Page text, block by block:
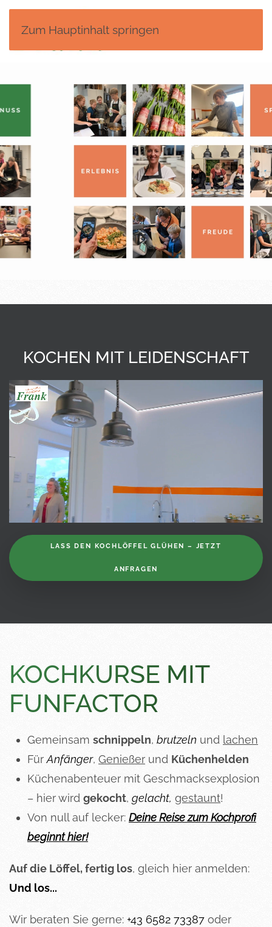
Zum Hauptinhalt springen
KOCHEN MIT LEIDENSCHAFT
LASS DEN KOCHLÖFFEL GLÜHEN – JETZT
ANFRAGEN
KOCHKURSE MIT
FUNFACTOR
Gemeinsam schnippeln, brutzeln und lachen
FürAnfänger, Genießer und Küchenhelden
Küchenabenteuer mit Geschmacksexplosion
– hier wird gekocht, gelacht, gestaunt!
Von null auf lecker: Deine Reise zum Kochprofi
beginnt hier!
Auf die Löffel, fertig los, gleich hier anmelden:
Und los...
Wir beraten Sie gerne: +43 6582 73387 oder